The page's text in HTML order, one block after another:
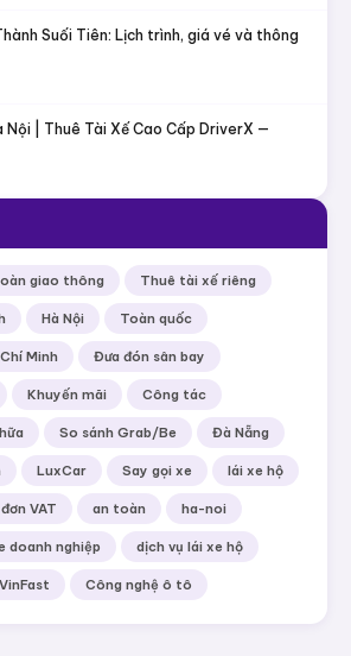
Suối Tiên: Lịch trình, giá vé và thông
Nội | Thuê Tài Xế Cao Cấp DriverX —
giao thông Thuê tài xế riêng
Hà Nội Toàn quốc
Minh Đưa đón sân bay
Khuyến mãi Công tác
So sánh Grab/Be Đà Nẵng
LuxCar Say gọi xe lái xe hộ
VAT an toàn ha-noi
doanh nghiệp dịch vụ lái xe hộ
VinFast Công nghệ ô tô